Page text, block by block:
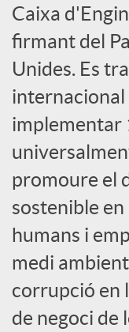
a
d
o
r
d
e
Caixa
firmant del
Unides. Es
implementar
promoure el
sostenible en
humans i
medi
corrupció en
de negoci de